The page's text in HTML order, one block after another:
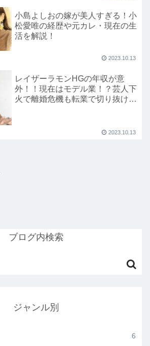
小島よしおの嫁が美人すぎる！小
松愛唯の経歴や元カレ・現在の生
活を解説！
2023.10.13
レイザーラモンHGの年収が意
外！！現在はモデル業！？芸人下
火で離婚危機も転業で切り抜け
2023.10.13
ブログ内検索
ジャンル別
6